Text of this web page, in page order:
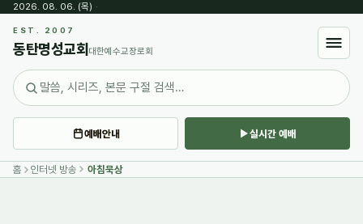
2026. 08. 06. (목) ·
EST. 2007
동탄명성교회 대한예수교장로회
예배안내 실시간 예배
홈 인터넷 방송 아침묵상